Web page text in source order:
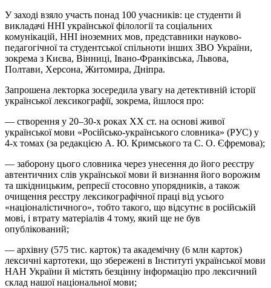
У заході взяло участь понад 100 учасників: це студенти й
викладачі ННІ української філології та соціальних
комунікацій, ННІ іноземних мов, представники науково-
педагогічної та студентської спільноти інших ЗВО України,
зокрема з Києва, Вінниці, Івано-Франківська, Львова,
Полтави, Херсона, Житомира, Дніпра.
Запрошена лекторка зосередила увагу на детективній історії
української лексикографії, зокрема, йшлося про:
— створення у 20–30-х роках XX ст. на основі живої
української мови «Російсько-українського словника» (РУС) у
4-х томах (за редакцією А. Ю. Кримського та С. О. Єфремова);
— заборону цього словника через унесення до його реєстру
автентичних слів української мови й визнання його ворожим
та шкідницьким, репресії стосовно упорядників, а також
очищення реєстру лексикографічної праці від усього
«націоналістичного», тобто такого, що відсутнє в російській
мові, і втрату матеріалів 4 тому, який ще не був
опублікований;
— архівну (575 тис. карток) та академічну (6 млн карток)
лексичні картотеки, що збережені в Інституті української мови
НАН України й містять безцінну інформацію про лексичний
склад нашої національної мови;